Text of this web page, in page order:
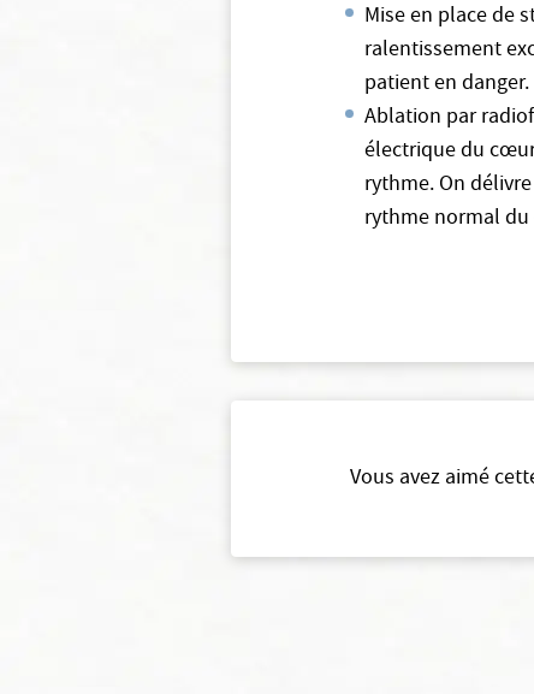
Mise en place de
ralentissement
patient en danger.
Ablation par
électrique du
rythme. On
rythme normal
Vous avez aimé